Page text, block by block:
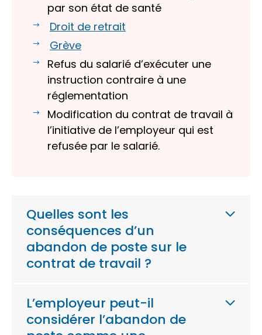
par son état de santé
Droit de retrait
Grève
Refus du salarié d’exécuter une
instruction contraire à une
réglementation
Modification du contrat de travail à
l’initiative de l’employeur qui est
refusée par le salarié.
Quelles sont les
conséquences d’un
abandon de poste sur le
contrat de travail ?
L’employeur peut-il
considérer l’abandon de